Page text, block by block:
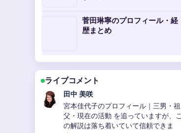
菅田琳寧のプロフィール・経
歴まとめ
ライブコメント
中村 悠斗
【2025年最新】赤西仁と黒木メイサの
結婚から離婚、新恋愛報道まで完全に
網羅！現在の関係も詳しく解説 の背景